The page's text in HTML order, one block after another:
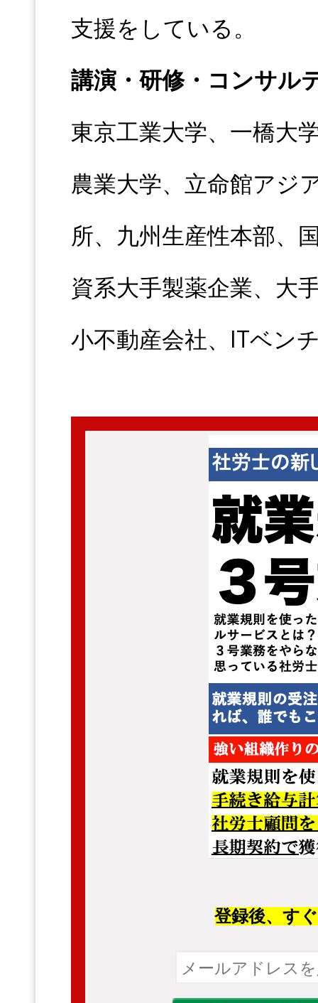
支援をしている。
講演・研修・コンサル
東京工業大学、一橋大
農業大学、立命館アジ
所、九州生産性本部、
資系大手製薬企業、大
小不動産会社、ITベン
登録後、す